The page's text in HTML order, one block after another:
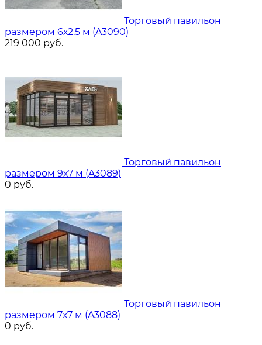
Торговый павильон
размером 6х2.5 м (A3090)
219 000 руб.
Торговый павильон
размером 9х7 м (A3089)
0 руб.
Торговый павильон
размером 7х7 м (A3088)
0 руб.